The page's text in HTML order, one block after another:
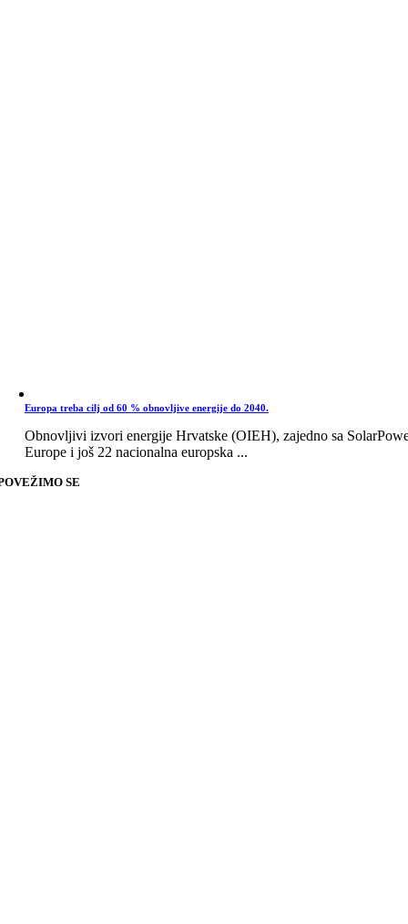
Europa treba cilj od 60 % obnovljive energije do 2040.
Obnovljivi izvori energije Hrvatske (OIEH), zajedno sa
Europe i još 22 nacionalna europska ...
SE